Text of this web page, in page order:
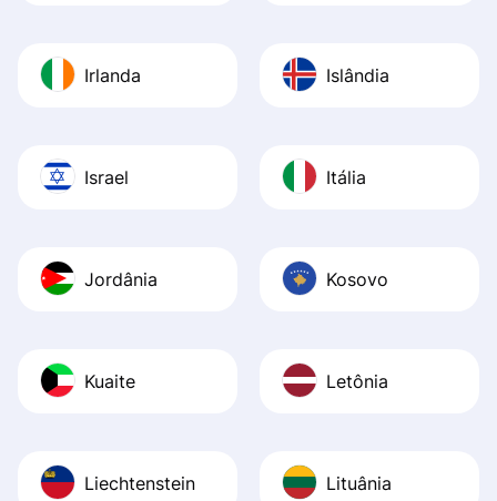
Irlanda Islândia
Israel Itália
Jordânia Kosovo
Kuaite Letônia
Liechtenstein Lituânia